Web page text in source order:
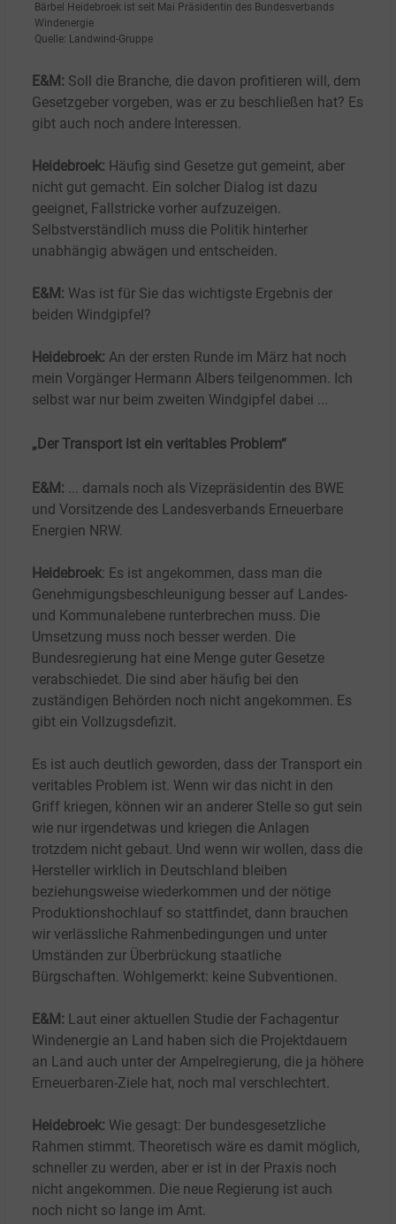
Bärbel Heidebroek ist seit Mai Präsidentin des Bundesverbands
Windenergie
Quelle: Landwind-Gruppe
E&M: Soll die Branche, die davon profitieren will, dem
Gesetzgeber vorgeben, was er zu beschließen hat? Es
gibt auch noch andere Interessen.
Heidebroek: Häufig sind Gesetze gut gemeint, aber
nicht gut gemacht. Ein solcher Dialog ist dazu
geeignet, Fallstricke vorher aufzuzeigen.
Selbstverständlich muss die Politik hinterher
unabhängig abwägen und entscheiden.
E&M: Was ist für Sie das wichtigste Ergebnis der
beiden Windgipfel?
Heidebroek: An der ersten Runde im März hat noch
mein Vorgänger Hermann Albers teilgenommen. Ich
selbst war nur beim zweiten Windgipfel dabei ...
„Der Transport ist ein veritables Problem“
E&M: ... damals noch als Vizepräsidentin des BWE
und Vorsitzende des Landesverbands Erneuerbare
Energien NRW.
Heidebroek: Es ist angekommen, dass man die
Genehmigungsbeschleunigung besser auf Landes-
und Kommunalebene runterbrechen muss. Die
Umsetzung muss noch besser werden. Die
Bundesregierung hat eine Menge guter Gesetze
verabschiedet. Die sind aber häufig bei den
zuständigen Behörden noch nicht angekommen. Es
gibt ein Vollzugsdefizit.
Es ist auch deutlich geworden, dass der Transport ein
veritables Problem ist. Wenn wir das nicht in den
Griff kriegen, können wir an anderer Stelle so gut sein
wie nur irgendetwas und kriegen die Anlagen
trotzdem nicht gebaut. Und wenn wir wollen, dass die
Hersteller wirklich in Deutschland bleiben
beziehungsweise wiederkommen und der nötige
Produktionshochlauf so stattfindet, dann brauchen
wir verlässliche Rahmenbedingungen und unter
Umständen zur Überbrückung staatliche
Bürgschaften. Wohlgemerkt: keine Subventionen.
E&M: Laut einer aktuellen Studie der Fachagentur
Windenergie an Land haben sich die Projektdauern
an Land auch unter der Ampelregierung, die ja höhere
Erneuerbaren-Ziele hat, noch mal verschlechtert.
Heidebroek: Wie gesagt: Der bundesgesetzliche
Rahmen stimmt. Theoretisch wäre es damit möglich,
schneller zu werden, aber er ist in der Praxis noch
nicht angekommen. Die neue Regierung ist auch
noch nicht so lange im Amt.